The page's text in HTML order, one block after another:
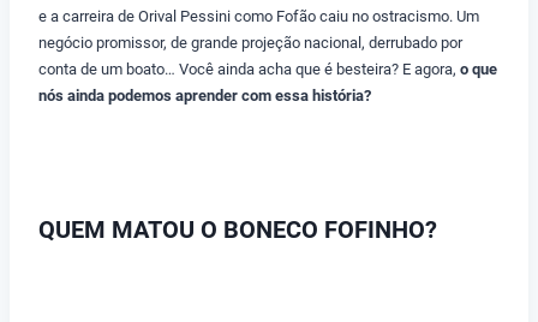
e a carreira de Orival Pessini como Fofão caiu no ostracismo. Um
negócio promissor, de grande projeção nacional, derrubado por
conta de um boato… Você ainda acha que é besteira? E agora, o que
nós ainda podemos aprender com essa história?
QUEM MATOU O BONECO FOFINHO?